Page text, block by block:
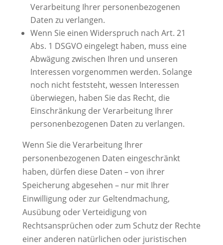
Verarbeitung Ihrer personenbezogenen
Daten zu verlangen.
Wenn Sie einen Widerspruch nach Art. 21
Abs. 1 DSGVO eingelegt haben, muss eine
Abwägung zwischen Ihren und unseren
Interessen vorgenommen werden. Solange
noch nicht feststeht, wessen Interessen
überwiegen, haben Sie das Recht, die
Einschränkung der Verarbeitung Ihrer
personenbezogenen Daten zu verlangen.
Wenn Sie die Verarbeitung Ihrer
personenbezogenen Daten eingeschränkt
haben, dürfen diese Daten – von ihrer
Speicherung abgesehen – nur mit Ihrer
Einwilligung oder zur Geltendmachung,
Ausübung oder Verteidigung von
Rechtsansprüchen oder zum Schutz der Rechte
einer anderen natürlichen oder juristischen